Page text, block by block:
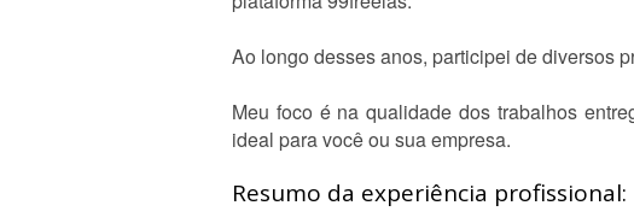
Ao longo desses anos, participei de diversos
Meu foco é na qualidade dos trabalhos
ideal para você ou sua empresa.
Resumo da experiência profissional: